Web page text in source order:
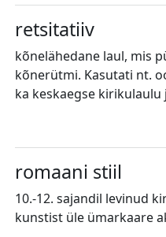
retsitatiiv
kõnelähedane laul, mis
kõnerütmi. Kasutati nt.
ka keskaegse kirikulaulu
romaani stiil
10.-12. sajandil levinud
kunstist üle ümarkaare